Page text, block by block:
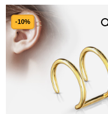
-10%